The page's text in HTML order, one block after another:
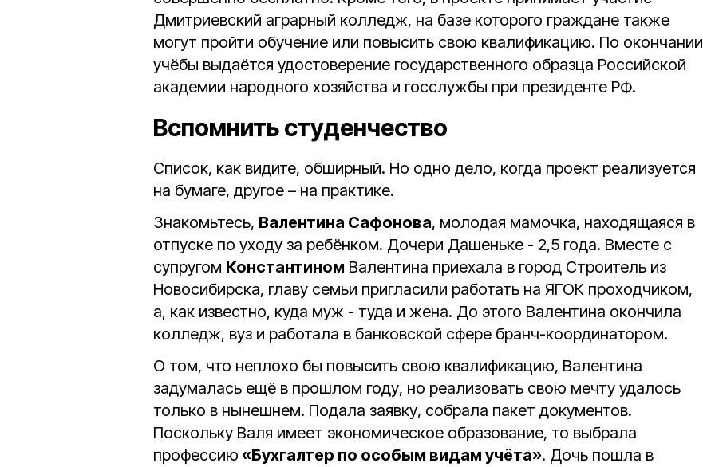
Дмитриевский аграрный колледж, на базе которого граждане также
могут пройти обучение или повысить свою квалификацию. По окончании
учёбы выдаётся удостоверение государственного образца Российской
академии народного хозяйства и госслужбы при президенте РФ.
Вспомнить студенчество
Список, как видите, обширный. Но одно дело, когда проект реализуется
на бумаге, другое – на практике.
Знакомьтесь, Валентина Сафонова, молодая мамочка, находящаяся в
отпуске по уходу за ребёнком. Дочери Дашеньке - 2,5 года. Вместе с
супругом Константином Валентина приехала в город Строитель из
Новосибирска, главу семьи пригласили работать на ЯГОК проходчиком,
а, как известно, куда муж - туда и жена. До этого Валентина окончила
колледж, вуз и работала в банковской сфере бранч-координатором.
О том, что неплохо бы повысить свою квалификацию, Валентина
задумалась ещё в прошлом году, но реализовать свою мечту удалось
только в нынешнем. Подала заявку, собрала пакет документов.
Поскольку Валя имеет экономическое образование, то выбрала
профессию «Бухгалтер по особым видам учёта». Дочь пошла в